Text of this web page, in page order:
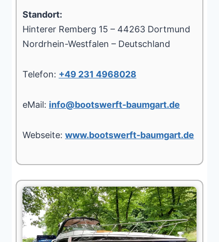
Standort:
Hinterer Remberg 15 – 44263 Dortmund
Nordrhein-Westfalen – Deutschland
Telefon: +49 231 4968028
eMail: info@bootswerft-baumgart.de
Webseite: www.bootswerft-baumgart.de